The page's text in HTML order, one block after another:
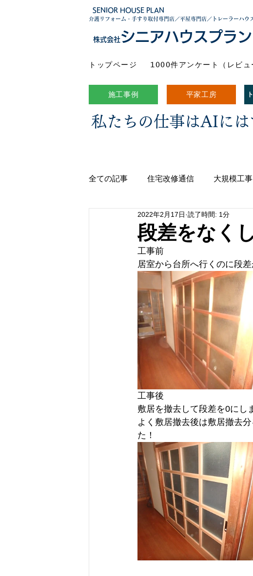
SENIOR HOUSE PLAN
介護リフォーム・手すり取付専門店／平屋専門店／トレーラーハウ
株式会社シニアハウスプラン
トップページ 1000件アンケート（レビュ
施工事例 平家工房
私たちの仕事はAIには
全ての記事 住宅改修通信 大規模工事
段差をなく
2022年2月17日 読了時間: 1分
工事前
居室から台所へ行くのに段
工事後
敷居を撤去して段差を0にし
よく敷居撤去後は敷居撤去
た！